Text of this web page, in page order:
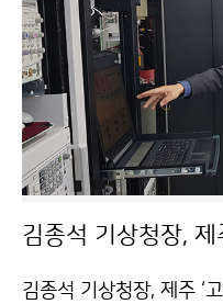
김종석 기상청장, 제주 ‘